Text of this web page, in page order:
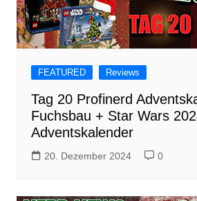
FEATURED Reviews
Tag 20 Profinerd
Fuchsbau + Star Wars
Adventskalender
20. Dezember 2024 0